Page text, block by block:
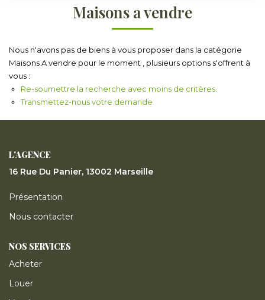
LOUER
Louer
Nos Conseils Aux Locataires
Sélectionnez...
Budget max Plus de critères
Maisons a vendre
Nous n'avons pas de biens à vous proposer dans la catégorie
Maisons A vendre pour le moment , plusieurs options s'offrent à
vous :
Re-soumettre la recherche avec moins de critères.
Transmettez-nous votre demande
L'AGENCE
16 Rue Du Panier, 13002 Marseille
Présentation
Nous contacter
NOS SERVICES
Acheter
Louer